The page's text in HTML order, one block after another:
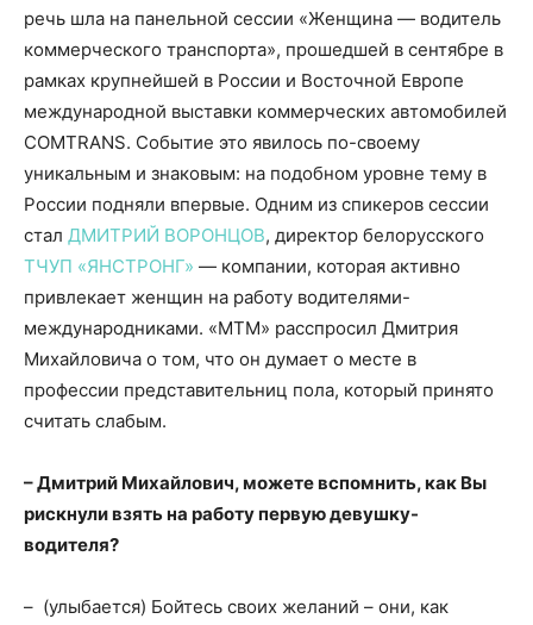
речь шла на панельной сессии «Женщина — водитель
коммерческого транспорта», прошедшей в сентябре в
рамках крупнейшей в России и Восточной Европе
международной выставки коммерческих автомобилей
COMTRANS. Событие это явилось по-своему
уникальным и знаковым: на подобном уровне тему в
России подняли впервые. Одним из спикеров сессии
стал ДМИТРИЙ ВОРОНЦОВ, директор белорусского
ТЧУП «ЯНСТРОНГ» — компании, которая активно
привлекает женщин на работу водителями-
международниками. «МТМ» расспросил Дмитрия
Михайловича о том, что он думает о месте в
профессии представительниц пола, который принято
считать слабым.
– Дмитрий Михайлович, можете вспомнить, как Вы
рискнули взять на работу первую девушку-
водителя?
– (улыбается) Бойтесь своих желаний – они, как